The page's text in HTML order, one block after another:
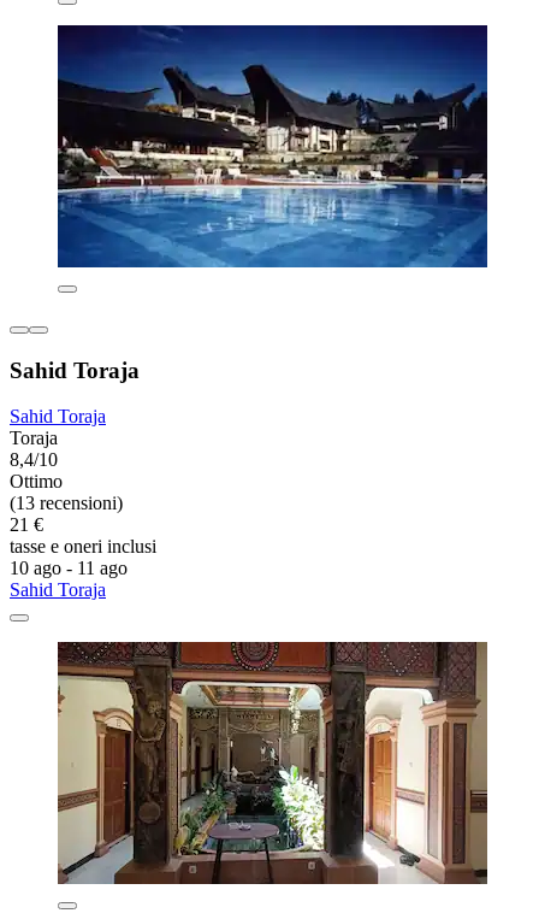
Sahid Toraja
Sahid Toraja
Toraja
8,4/10
Ottimo
(13 recensioni)
21 €
tasse e oneri inclusi
10 ago - 11 ago
Sahid Toraja